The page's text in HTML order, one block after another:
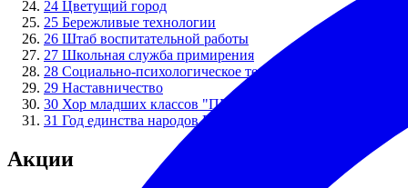
24 Цветущий город
25 Бережливые технологии
26 Штаб воспитательной работы
27 Школьная служба примирения
28 Социально-психологическое тестирование
29 Наставничество
30 Хор младших классов "ПЕРЕМЕНКА"
31 Год единства народов России
Акции